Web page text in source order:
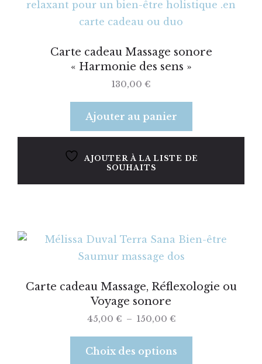
Carte cadeau Massage sonore
« Harmonie des sens »
130,00 €
Ajouter au panier
AJOUTER À LA LISTE DE
SOUHAITS
Carte cadeau Massage, Réflexologie ou
Voyage sonore
45,00 € – 150,00 €
Choix des options